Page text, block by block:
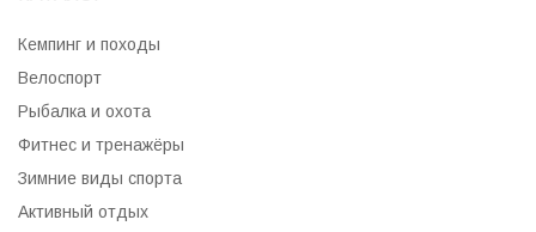
Кемпинг и походы
Велоспорт
Рыбалка и охота
Фитнес и тренажёры
Зимние виды спорта
Активный отдых